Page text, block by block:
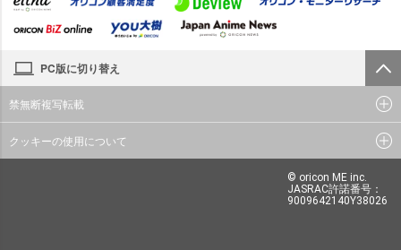
PC版に切り替え
禁無断複写転載
クッキーの使用について
© oricon ME inc.
JASRAC許諾番号：
9009642140Y38026